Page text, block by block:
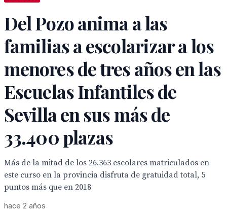
Del Pozo anima a las
familias a escolarizar a los
menores de tres años en las
Escuelas Infantiles de
Sevilla en sus más de
33.400 plazas
Más de la mitad de los 26.363 escolares matriculados en
este curso en la provincia disfruta de gratuidad total, 5
puntos más que en 2018
hace 2 años